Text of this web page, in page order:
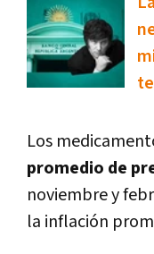
Los
promedio de
noviembre y
la inflación